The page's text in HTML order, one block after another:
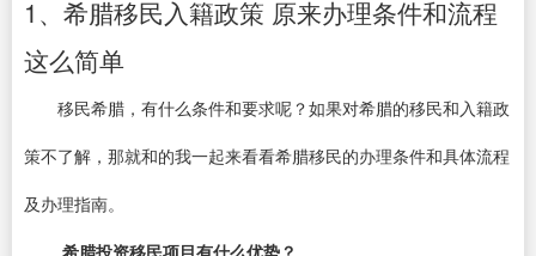
1、希腊移民入籍政策 原来办理条件和流程
这么简单
移民希腊，有什么条件和要求呢？如果对希腊的移民和入籍政
策不了解，那就和的我一起来看看希腊移民的办理条件和具体流程
及办理指南。
希腊投资移民项目有什么优势？